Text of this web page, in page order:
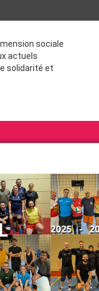
sociale
actuels
solidarité et